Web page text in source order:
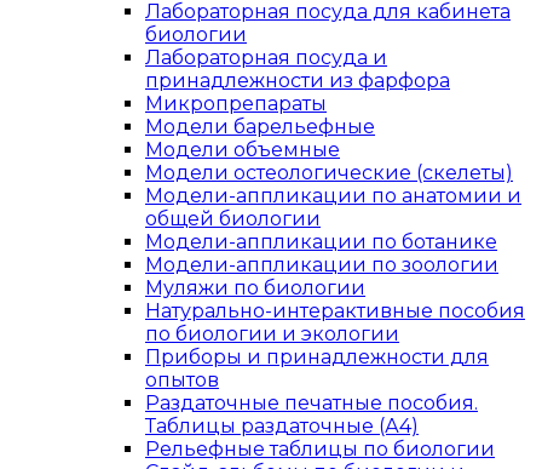
Лабораторная посуда для кабинета
биологии
Лабораторная посуда и
принадлежности из фарфора
Микропрепараты
Модели барельефные
Модели объемные
Модели остеологические (скелеты)
Модели-аппликации по анатомии и
общей биологии
Модели-аппликации по ботанике
Модели-аппликации по зоологии
Муляжи по биологии
Натурально-интерактивные пособия
по биологии и экологии
Приборы и принадлежности для
опытов
Раздаточные печатные пособия.
Таблицы раздаточные (А4)
Рельефные таблицы по биологии